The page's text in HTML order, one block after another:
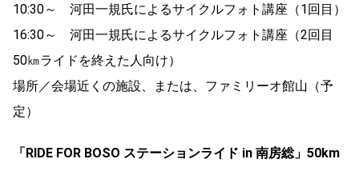
10:30～ 河田一規氏によるサイクルフォト講座（1回目）
16:30～ 河田一規氏によるサイクルフォト講座（2回目
50㎞ライドを終えた人向け）
場所／会場近くの施設、または、ファミリーオ館山（予
定）
「RIDE FOR BOSO ステーションライド in 南房総」50km